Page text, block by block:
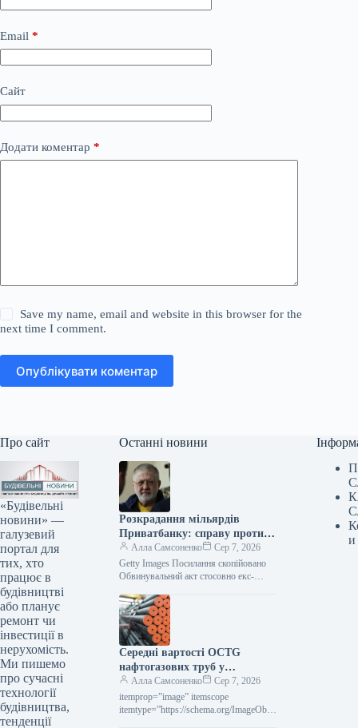
Email *
Сайт
Додати коментар *
Save my name, email and website in this browser for the
next time I comment.
Опублікувати коментар
Про сайт
«Будівельні
новини» —
галузевий
портал для
тих, хто
працює в
будівництві
або планує
ремонт чи
інвестиції в
нерухомість.
Ми пишемо
про сучасні
технології
будівництва,
тенденції
Останні новини
Розкрадання мільярдів
Приватбанку: справу проти
Коломойського передано до
суду
Алла Самсоненко
Сер 7, 2026
Getty Images Посилання скопійовано
Обвинувальний акт стосовно екс-
Приватбанку Ігоря Коломойського та
колишніх співробітників банку, яких
підозрюють у…
Середні вартості OCTG
нафтогазових труб у
Сполучених Штатах у липні
залишалися незмінними,
досягнувши позначки $2563 за
Алла Самсоненко
Сер 7, 2026
itemprop=”image” itemscope
itemtype=”https://schema.org/ImageObje
и